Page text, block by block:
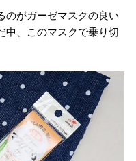
のがガーゼマスクの良い
中、このマスクで乗り切